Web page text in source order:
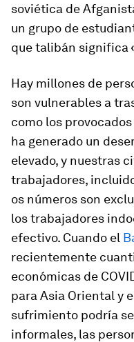
soviética de
un grupo de
que talibán significa
Hay millones de
son vulnerables a
como los
ha generado un
elevado, y nuestras
trabajadores,
os números son
los trabajadores
efectivo. Cuando el
recientemente
económicas de
para Asia Oriental y
sufrimiento podría
informales, las